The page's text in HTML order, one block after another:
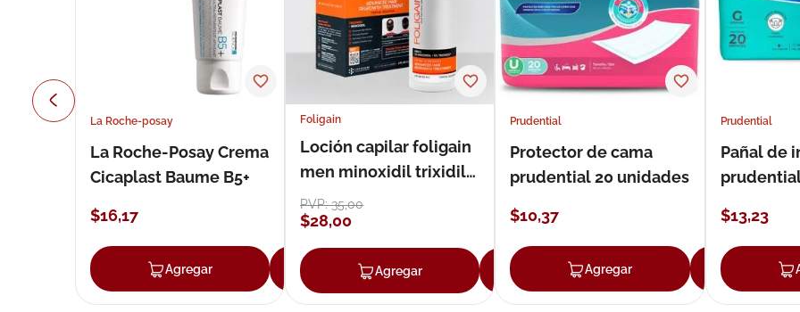
La Roche-posay
La Roche-Posay Crema
Cicaplast Baume B5+
$16,17
Agregar Agregar
Foligain
Loción capilar foligain
men minoxidil trixidil
loción 59 ml
PVP:35,00
$28,00
Agregar Agregar
Prudential
Protector de cama
prudential 20 unidades
$10,37
Agregar
Prudential
Pañal de
$13,23